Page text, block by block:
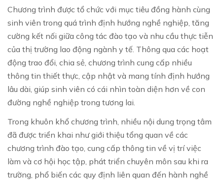
Chương trình được tổ chức với mục tiêu đồng hành cùng
sinh viên trong quá trình định hướng nghề nghiệp, tăng
cường kết nối giữa công tác đào tạo và nhu cầu thực tiễn
của thị trường lao động ngành y tế. Thông qua các hoạt
động trao đổi, chia sẻ, chương trình cung cấp nhiều
thông tin thiết thực, cập nhật và mang tính định hướng
lâu dài, giúp sinh viên có cái nhìn toàn diện hơn về con
đường nghề nghiệp trong tương lai.
Trong khuôn khổ chương trình, nhiều nội dung trọng tâm
đã được triển khai như giới thiệu tổng quan về các
chương trình đào tạo, cung cấp thông tin về vị trí việc
làm và cơ hội học tập, phát triển chuyên môn sau khi ra
trường, phổ biến các quy định liên quan đến hành nghề